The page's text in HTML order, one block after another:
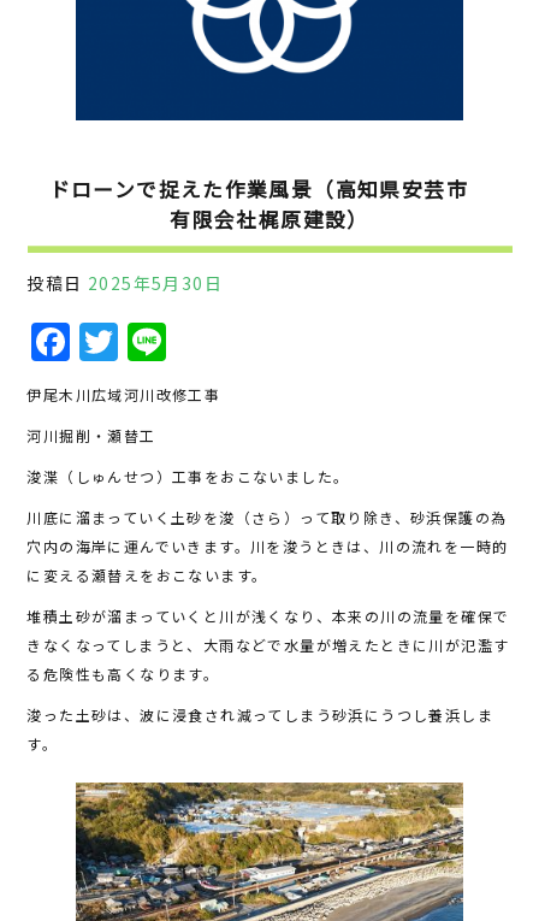
ドローンで捉えた作業風景（高知県安芸市
有限会社梶原建設）
投稿日 2025年5月30日
F
a
c
e
b
o
o
k
T
w
it
te
r
n
e
伊尾木川広域河川改修工事
河川掘削・瀬替工
浚渫（しゅんせつ）工事をおこないました。
川底に溜まっていく土砂を浚（さら）って取り除き、砂浜保護の為
穴内の海岸に運んでいきます。川を浚うときは、川の流れを一時的
に変える瀬替えをおこないます。
堆積土砂が溜まっていくと川が浅くなり、本来の川の流量を確保で
きなくなってしまうと、大雨などで水量が増えたときに川が氾濫す
る危険性も高くなります。
浚った土砂は、波に浸食され減ってしまう砂浜にうつし養浜しま
す。